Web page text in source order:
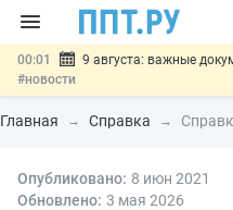
00:01
9 августа: важные
#новости
07.08 Подписан закон о
«Честный знак»#новости
07.08 Госпошлину за устранение
отменить#новости
Главная Справка
Опубликовано: 8 июн 2021
Обновлено: 3 мая 2026